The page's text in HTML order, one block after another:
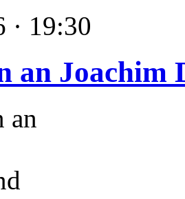
· 19:30
an Joachim